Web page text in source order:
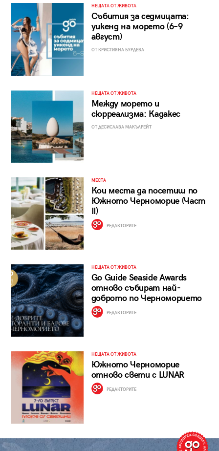
НЕЩАТА ОТ ЖИВОТА
Събития за седмицата:
уикенд на морето (6–9
август)
ОТ КРИСТИЯНА БУРДЕВА
НЕЩАТА ОТ ЖИВОТА
Между морето и
сюрреализма: Кадакес
ОТ ДЕСИСЛАВА МАКЪЛРЕЙТ
МЕСТА
Кои места да посетиш по
Южното Черноморие (Част
II)
РЕДАКТОРИТЕ
НЕЩАТА ОТ ЖИВОТА
Go Guide Seaside Awards
отново събират най-
доброто по Черноморието
РЕДАКТОРИТЕ
НЕЩАТА ОТ ЖИВОТА
Южното Черноморие
отново свети с LUNAR
РЕДАКТОРИТЕ